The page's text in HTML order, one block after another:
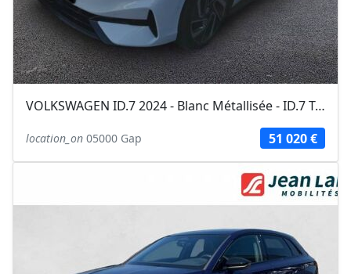
VOLKSWAGEN ID.7 2024 - Blanc Métallisée - ID.7 Tourer 286 ch Pro Life Max
location_on 05000 Gap 51 020 €